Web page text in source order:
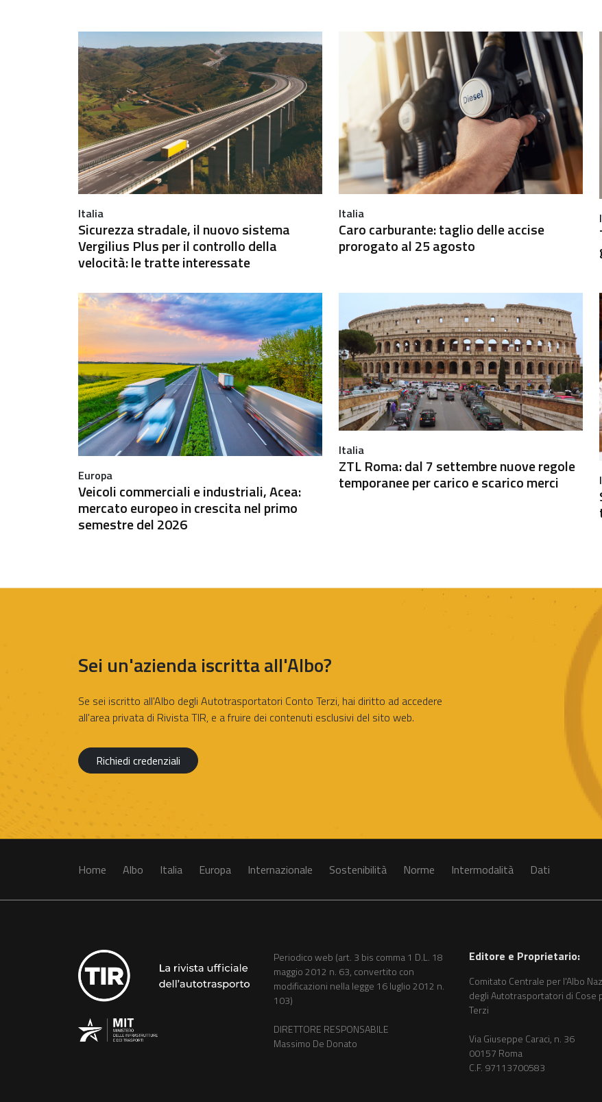
Italia
Sicurezza stradale, il nuovo sistema
Vergilius Plus per il controllo della
velocità: le tratte interessate
Italia
Caro carburante: taglio delle accise
prorogato al 25 agosto
Europa
Veicoli commerciali e industriali, Acea:
mercato europeo in crescita nel primo
semestre del 2026
Italia
ZTL Roma: dal 7 settembre nuove regole
temporanee per carico e scarico merci
Sei un'azienda iscritta all'Albo?
Se sei iscritto all'Albo degli Autotrasportatori Conto Terzi, hai diritto ad accedere
all'area privata di Rivista TIR, e a fruire dei contenuti esclusivi del sito web.
Richiedi credenziali
Home Albo Italia Europa Internazionale Sostenibilità Norme Intermodalità Dati
Periodico web (art. 3 bis comma 1 D.L. 18
maggio 2012 n. 63, convertito con
modificazioni nella legge 16 luglio 2012 n.
103)
DIRETTORE RESPONSABILE
Massimo De Donato
Editore e Proprietario:
Comitato Centrale per l'Albo
degli Autotrasportatori di Cose
Terzi
Via Giuseppe Caraci, n. 36
00157 Roma
C.F. 97113700583